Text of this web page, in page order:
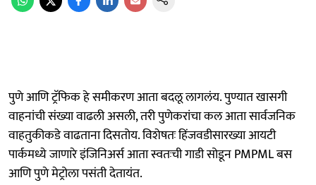
पुणे आणि ट्रॅफिक हे समीकरण आता बदलू लागलंय. पुण्यात खासगी
वाहनांची संख्या वाढली असली, तरी पुणेकरांचा कल आता सार्वजनिक
वाहतुकीकडे वाढताना दिसतोय. विशेषतः हिंजवडीसारख्या आयटी
पार्कमध्ये जाणारे इंजिनिअर्स आता स्वतःची गाडी सोडून PMPML बस
आणि पुणे मेट्रोला पसंती देतायंत.